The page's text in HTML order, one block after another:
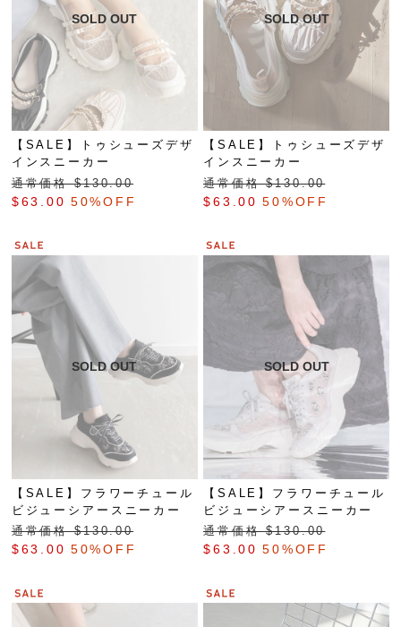
【SALE】トゥシューズデザ
インスニーカー
通常価格 $‌130.00
$‌63.00 50%OFF
【SALE】トゥシューズデザ
インスニーカー
通常価格 $‌130.00
$‌63.00 50%OFF
【SALE】フラワーチュール
ビジューシアースニーカー
通常価格 $‌130.00
$‌63.00 50%OFF
【SALE】フラワーチュール
ビジューシアースニーカー
通常価格 $‌130.00
$‌63.00 50%OFF